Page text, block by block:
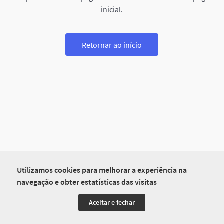
Utilizamos cookies para melhorar a experiência na
navegação e obter estatísticas das visitas
Aceitar e fechar
inicial.
Retornar ao início